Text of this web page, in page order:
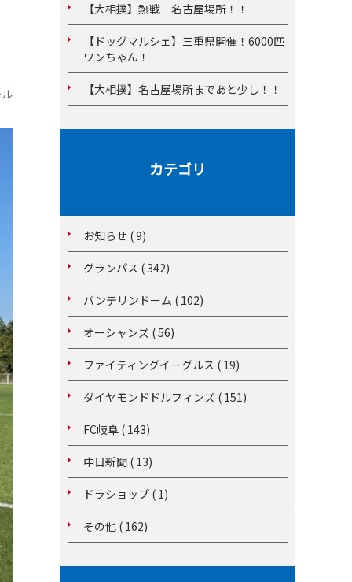
【大相撲】熱戦 名古屋場所！！
【ドッグマルシェ】三重県開催！6000匹
ワンちゃん！
【大相撲】名古屋場所まであと少し！！
カテゴリ
お知らせ ( 9)
グランパス ( 342)
バンテリンドーム ( 102)
オーシャンズ ( 56)
ファイティングイーグルス ( 19)
ダイヤモンドドルフィンズ ( 151)
FC岐阜 ( 143)
中日新聞 ( 13)
ドラショップ ( 1)
その他 ( 162)